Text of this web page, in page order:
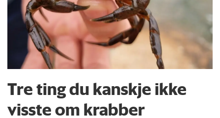
Tre ting du kanskje ikke
visste om krabber